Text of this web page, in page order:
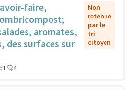
faire,
aromates,
des surfaces sur
Non
retenue
par le
tri
citoyen
1 4